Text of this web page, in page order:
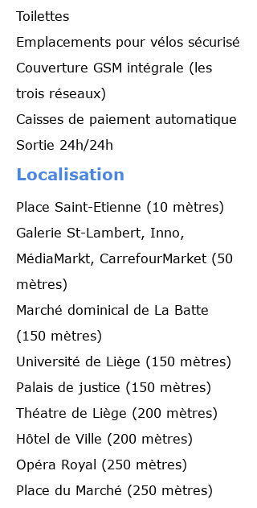
Toilettes
Emplacements pour vélos sécurisé
Couverture GSM intégrale (les
trois réseaux)
Caisses de paiement automatique
Sortie 24h/24h
Localisation
Place Saint-Etienne (10 mètres)
Galerie St-Lambert, Inno,
MédiaMarkt, CarrefourMarket (50
mètres)
Marché dominical de La Batte
(150 mètres)
Université de Liège (150 mètres)
Palais de justice (150 mètres)
Théatre de Liège (200 mètres)
Hôtel de Ville (200 mètres)
Opéra Royal (250 mètres)
Place du Marché (250 mètres)